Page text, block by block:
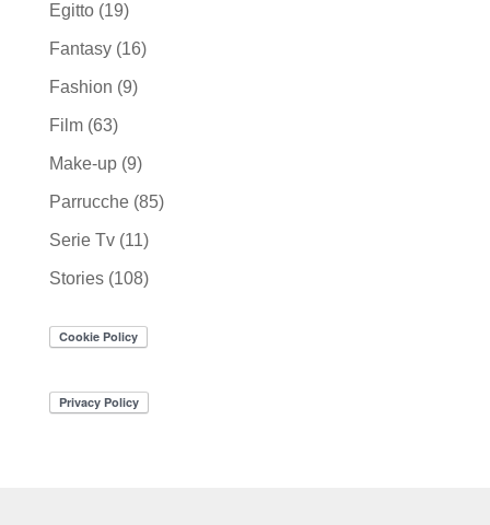
Egitto(19)
Fantasy(16)
Fashion (9)
Film(63)
Make-up(9)
Parrucche(85)
Serie Tv(11)
Stories(108)